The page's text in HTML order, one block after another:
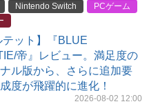
Nintendo Switch
PCゲーム
テット】『BLUE
帝』レビュー。満足度の
ル版から、さらに追加要
度が飛躍的に進化！
2026-08-02 12:00